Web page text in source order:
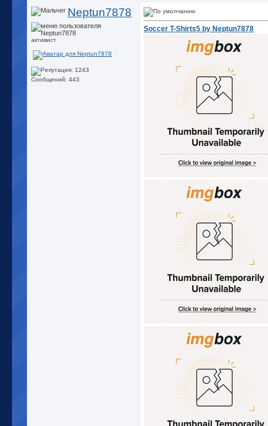
Neptun7878
активист
Сообщений: 443
Soccer T-Shirts5 by Neptun7878